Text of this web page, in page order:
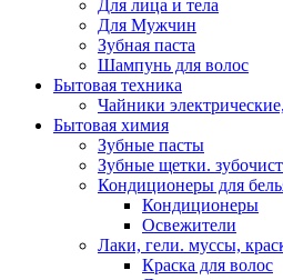
Для лица и тела
Для Мужчин
Зубная паста
Шампунь для волос
Бытовая техника
Чайники
Бытовая химия
Зубные пасты
Зубные щетки.
Кондиционеры для
Кондиционеры
Освежители
Лаки, гели. муссы,
Краска для волос